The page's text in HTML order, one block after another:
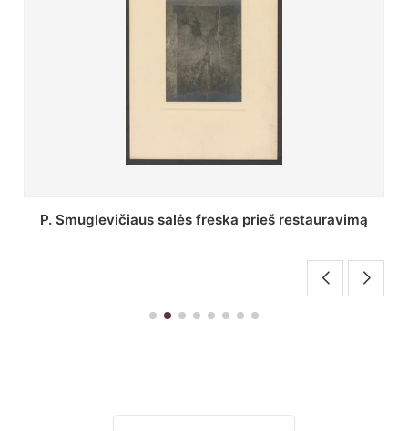
Stepono Batoro universiteto bibliotekos Profesorių